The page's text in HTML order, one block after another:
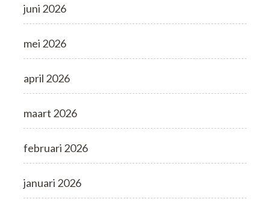
juni 2026
mei 2026
april 2026
maart 2026
februari 2026
januari 2026